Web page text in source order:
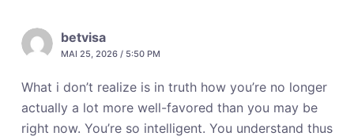
betvisa
MAI 25, 2026 / 5:50 PM
What i don’t realize is in truth how you’re no longer
actually a lot more well-favored than you may be
right now. You’re so intelligent. You understand thus